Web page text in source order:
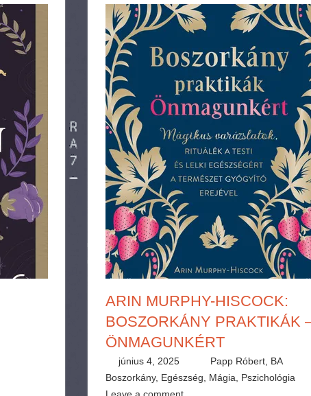
ARIN MURPHY-HISCOCK:
BOSZORKÁNY PRAKTIKÁK
ÖNMAGUNKÉRT
június 4, 2025
Papp Róbert, BA
Boszorkány, Egészség Mágia
Pszichológia
Leave a comment